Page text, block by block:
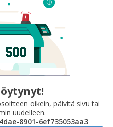
oikein, päivitä sivu tai
uudelleen.
8901-6ef735053aa3